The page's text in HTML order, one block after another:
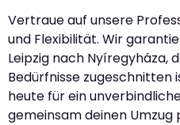
Vertraue auf unsere
und Flexibilität. Wir
Leipzig nach Nyíregyháza,
Bedürfnisse zugeschnitten
heute für ein
gemeinsam deinen Umzug